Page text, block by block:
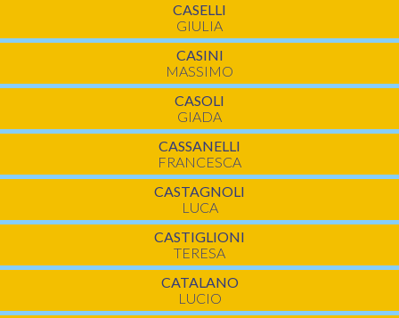
CASELLI
GIULIA
CASINI
MASSIMO
CASOLI
GIADA
CASSANELLI
FRANCESCA
CASTAGNOLI
LUCA
CASTIGLIONI
TERESA
CATALANO
LUCIO